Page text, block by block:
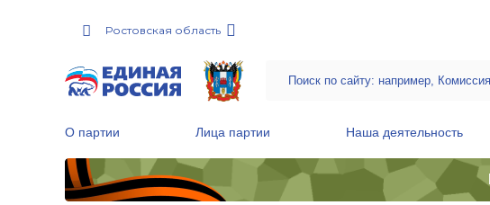
Ростовская область
О партии Лица партии Наша деятельность